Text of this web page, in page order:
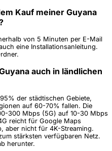
Kauf meiner Guyana
von 5 Minuten per E-Mail
eine Installationsanleitung.
auch in ländlichen
der städtischen Gebiete,
auf 60-70% fallen. Die
300 Mbps (5G) auf 10-30 Mbps
reicht für Google Maps
aber nicht für 4K-Streaming.
stärksten verfügbaren Netz.
herunter.